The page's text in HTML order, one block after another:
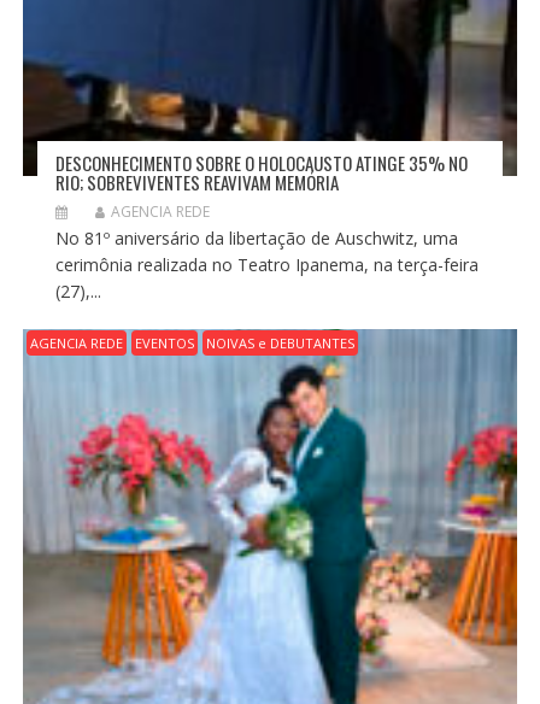
DESCONHECIMENTO SOBRE O HOLOCAUSTO ATINGE 35% NO
RIO; SOBREVIVENTES REAVIVAM MEMÓRIA
AGENCIA REDE
No 81º aniversário da libertação de Auschwitz, uma
cerimônia realizada no Teatro Ipanema, na terça-feira
(27),...
AGENCIA REDE EVENTOS NOIVAS e DEBUTANTES